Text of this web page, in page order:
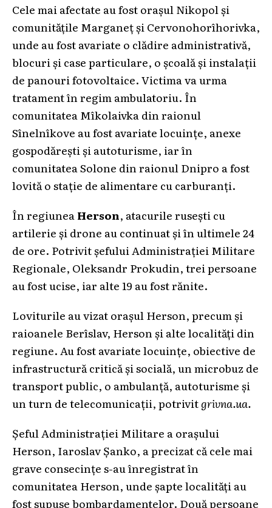
Cele mai afectate au fost orașul Nikopol și
comunitățile Marganeț și Cervonohorîhorivka,
unde au fost avariate o clădire administrativă,
blocuri și case particulare, o școală și instalații
de panouri fotovoltaice. Victima va urma
tratament în regim ambulatoriu. În
comunitatea Mîkolaivka din raionul
Sînelnîkove au fost avariate locuințe, anexe
gospodărești și autoturisme, iar în
comunitatea Solone din raionul Dnipro a fost
lovită o stație de alimentare cu carburanți.
În regiunea Herson, atacurile rusești cu
artilerie și drone au continuat și în ultimele 24
de ore. Potrivit șefului Administrației Militare
Regionale, Oleksandr Prokudin, trei persoane
au fost ucise, iar alte 19 au fost rănite.
Loviturile au vizat orașul Herson, precum și
raioanele Berîslav, Herson și alte localități din
regiune. Au fost avariate locuințe, obiective de
infrastructură critică și socială, un microbuz de
transport public, o ambulanță, autoturisme și
un turn de telecomunicații, potrivitgrivna.ua.
Șeful Administrației Militare a orașului
Herson, Iaroslav Șanko, a precizat că cele mai
grave consecințe s-au înregistrat în
comunitatea Herson, unde șapte localități au
fost supuse bombardamentelor. Două persoane